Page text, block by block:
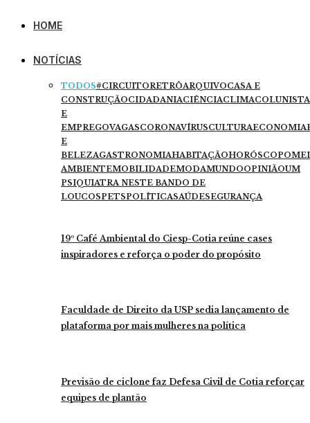
HOME
NOTÍCIAS
TODOS#CIRCUITORETRÔARQUIVOCASA E
CONSTRUÇÃOCIDADANIACIÊNCIACLIMA
E
EMPREGOVAGASCORONAVÍRUSCULTURAECONOMIA
E
BELEZAGASTRONOMIAHABITAÇÃOHORÓSCOPO
AMBIENTEMOBILIDADEMODAMUNDOOPINIÃOUM
PSIQUIATRA NESTE BANDO DE
LOUCOSPETSPOLÍTICASAÚDESEGURANÇA
19º Café Ambiental do Ciesp-Cotia reúne cases
inspiradores e reforça o poder do propósito
Faculdade de Direito da USP sedia lançamento de
plataforma por mais mulheres na política
Previsão de ciclone faz Defesa Civil de Cotia reforçar
equipes de plantão